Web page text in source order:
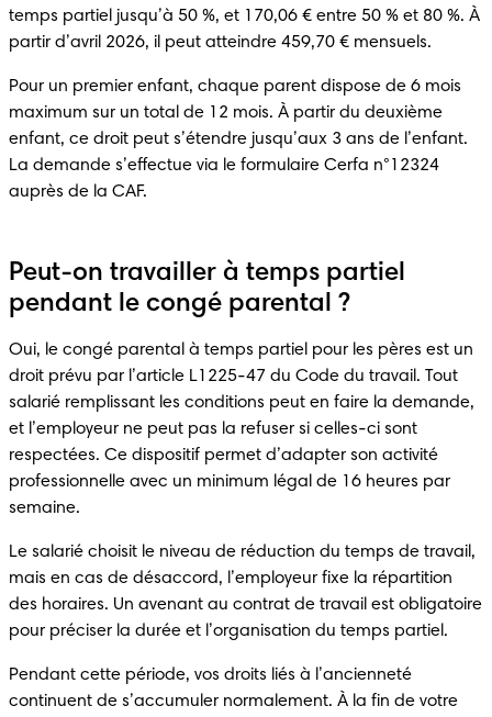
temps partiel jusqu’à 50 %, et 170,06 € entre 50 % et 80 %. À
partir d’avril 2026, il peut atteindre 459,70 € mensuels.
Pour un premier enfant, chaque parent dispose de 6 mois
maximum sur un total de 12 mois. À partir du deuxième
enfant, ce droit peut s’étendre jusqu’aux 3 ans de l’enfant.
La demande s’effectue via le formulaire Cerfa n°12324
auprès de la CAF.
Peut-on travailler à temps partiel
pendant le congé parental ?
Oui, le congé parental à temps partiel pour les pères est un
droit prévu par l’article L1225-47 du Code du travail. Tout
salarié remplissant les conditions peut en faire la demande,
et l’employeur ne peut pas la refuser si celles-ci sont
respectées. Ce dispositif permet d’adapter son activité
professionnelle avec un minimum légal de 16 heures par
semaine.
Le salarié choisit le niveau de réduction du temps de travail,
mais en cas de désaccord, l’employeur fixe la répartition
des horaires. Un avenant au contrat de travail est obligatoire
pour préciser la durée et l’organisation du temps partiel.
Pendant cette période, vos droits liés à l’ancienneté
continuent de s’accumuler normalement. À la fin de votre